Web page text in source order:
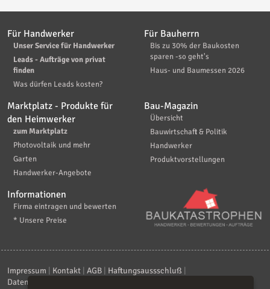
Für Handwerker
Unser Service für Handwerker
Leads - Aufträge von privat
finden
Was dürfen Leads kosten?
Für Bauherrn
Bis zu 30% der Baukosten
sparen -so geht's
Haus- und Baumessen 2026
Marktplatz - Produkte für
den Heimwerker
zum Marktplatz
Photovoltaik und mehr
Garten
Handwerker-Angebote
Bau-Magazin
Übersicht
Bauwirtschaft & Politik
Handwerker
Produktvorstellungen
Informationen
Firma eintragen und bewerten
* Unsere Preise
Impressum Kontakt AGB Haftungsaussschluß
Datenschutzerklärung